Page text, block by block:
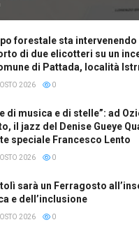
forestale sta intervenendo
di due elicotteri su un
di Pattada, località
2026 0
di musica e di stelle”: ad
il jazz del Denise Gueye
speciale Francesco Lento
2026 0
sarà un Ferragosto
e dell’inclusione
2026 0